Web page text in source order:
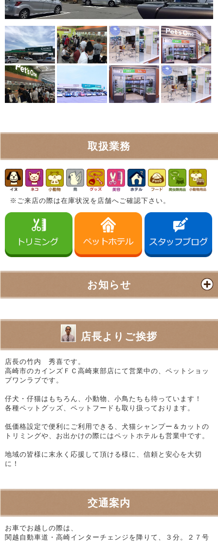
取扱業務
※ご来店の際は在庫状況を店舗へご確認下さい。
お知らせ
店長よりご挨拶
店長の竹内 秀喜です。
高崎市のカインズＦＣ高崎東部店にて営業中の、ペットショッ
プワンラブです。
仔犬・仔猫はもちろん、小動物、小鳥たちも待っています！
各種ペットグッズ、ペットフードも取り扱っております。
低価格設定で便利にご利用できる、犬猫シャンプー＆カットの
トリミングや、お出かけの際にはペットホテルも営業中です。
地域の皆様に末永く応援して頂ける様に、信頼と安心を大切
に！
交通案内
お車でお越しの際は、
関越自動車道・高崎インターチェンジを降りて、３分。２７号